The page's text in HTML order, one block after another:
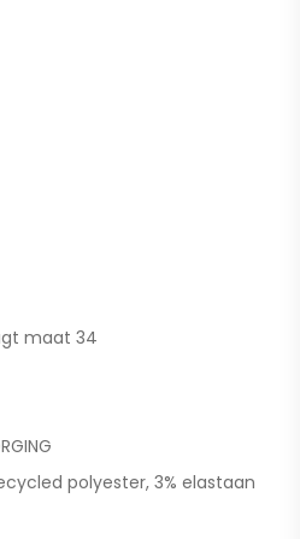
maat 34
polyester, 3% elastaan